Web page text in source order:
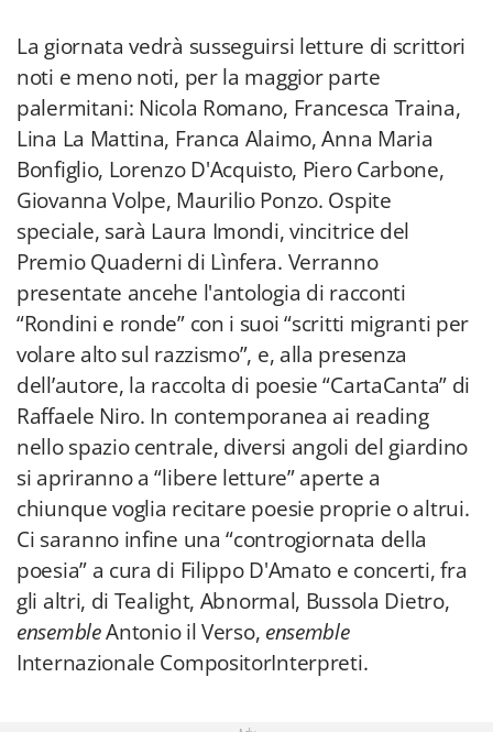
La giornata vedrà susseguirsi letture di scrittori
noti e meno noti, per la maggior parte
palermitani: Nicola Romano, Francesca Traina,
Lina La Mattina, Franca Alaimo, Anna Maria
Bonfiglio, Lorenzo D'Acquisto, Piero Carbone,
Giovanna Volpe, Maurilio Ponzo. Ospite
speciale, sarà Laura Imondi, vincitrice del
Premio Quaderni di Lìnfera. Verranno
presentate ancehe l'antologia di racconti
“Rondini e ronde” con i suoi “scritti migranti per
volare alto sul razzismo”, e, alla presenza
dell’autore, la raccolta di poesie “CartaCanta” di
Raffaele Niro. In contemporanea ai reading
nello spazio centrale, diversi angoli del giardino
si apriranno a “libere letture” aperte a
chiunque voglia recitare poesie proprie o altrui.
Ci saranno infine una “controgiornata della
poesia” a cura di Filippo D'Amato e concerti, fra
gli altri, di Tealight, Abnormal, Bussola Dietro,
ensembleAntonio il Verso, ensemble
Internazionale CompositorInterpreti.